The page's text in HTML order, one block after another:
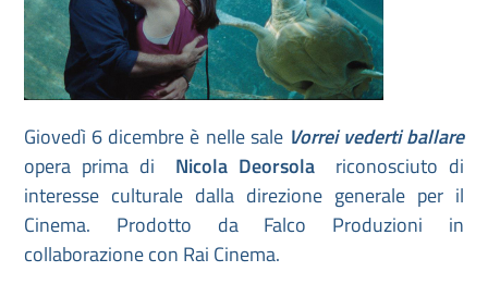
Giovedì 6 dicembre è nelle sale Vorrei vederti ballare
opera prima di Nicola Deorsolariconosciuto di
interesse culturale dalla direzione generale per il
Cinema. Prodotto da Falco Produzioni in
collaborazione con Rai Cinema.